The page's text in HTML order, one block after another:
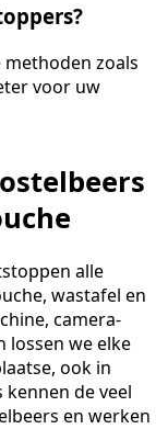
zoals
voor uw
alle
wastafel en
camera-
lossen we elke
ook in
de veel
en werken